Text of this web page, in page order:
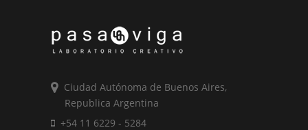
Ciudad Autónoma de Buenos Aires,
Republica Argentina
+54 11 6229 - 5284